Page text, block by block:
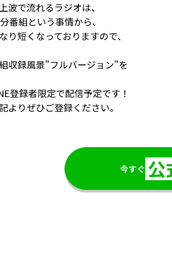
波で流れるラジオは、
番組という事情から、
り短くなっておりますので、
収録風景"フルバージョン"を
登録者限定で配信予定です！
よりぜひご登録ください。
今すぐ公